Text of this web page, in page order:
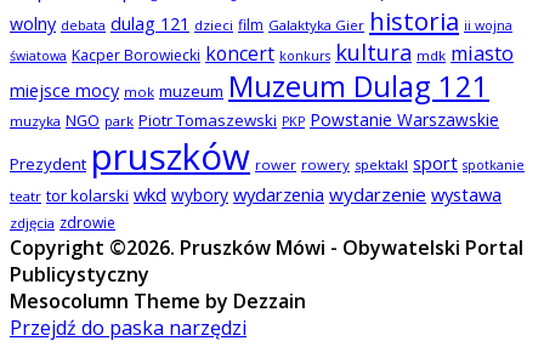
wolny debata dulag 121 dzieci film Galaktyka Gier historia ii wojna
światowa Kacper Borowiecki koncert konkurs kultura mdk miasto
miejsce mocy mok muzeum Muzeum Dulag 121
muzyka NGO park Piotr Tomaszewski PKP Powstanie Warszawskie
Prezydent pruszków rower rowery spektakl sport spotkanie
teatr tor kolarski wkd wybory wydarzenia wydarzenie wystawa
zdjęcia zdrowie
Copyright ©2026. Pruszków Mówi - Obywatelski Portal
Publicystyczny
Mesocolumn Theme by Dezzain
Przejdź do paska narzędzi